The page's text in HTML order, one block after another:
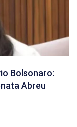
Bolsonaro:
Abreu